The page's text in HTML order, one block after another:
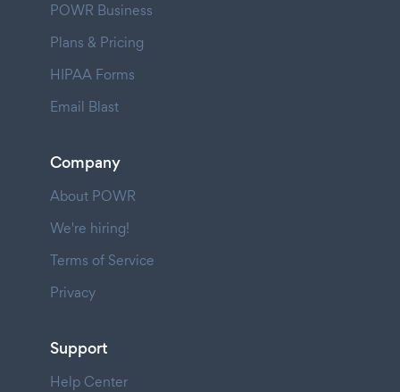
POWR Business
Plans & Pricing
HIPAA Forms
Email Blast
Company
About POWR
We're hiring!
Terms of Service
Privacy
Support
Help Center